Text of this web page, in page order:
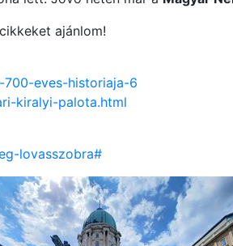
ajánlom!
eves-historiaja-6
kiralyi-palota.html
lovasszobra#